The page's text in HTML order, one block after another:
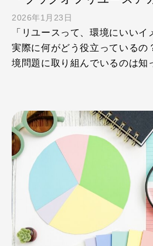
2026年1月23日
「リユースって、環境にいいイ
実際に何がどう役立っているの
境問題に取り組んでいるのは知